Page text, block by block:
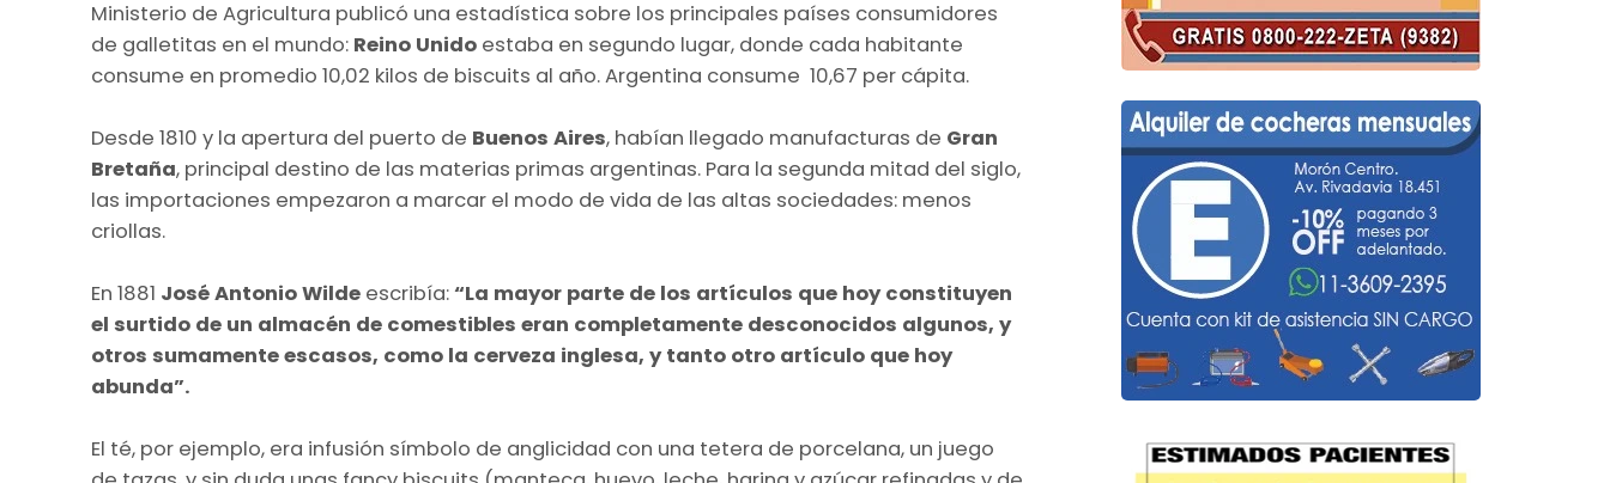
Ministerio de Agricultura publicó una estadística sobre los principales países consumidores
de galletitas en el mundo: Reino Unido estaba en segundo lugar, donde cada habitante
consume en promedio 10,02 kilos de biscuits al año. Argentina consume 10,67 per cápita.
Desde 1810 y la apertura del puerto de Buenos Aires, habían llegado manufacturas de Gran
Bretaña, principal destino de las materias primas argentinas. Para la segunda mitad del siglo,
las importaciones empezaron a marcar el modo de vida de las altas sociedades: menos
criollas.
En 1881 José Antonio Wilde escribía:“La mayor parte de los artículos que hoy constituyen
el surtido de un almacén de comestibles eran completamente desconocidos algunos, y
otros sumamente escasos, como la cerveza inglesa, y tanto otro artículo que hoy
abunda”.
El té, por ejemplo, era infusión símbolo de anglicidad con una tetera de porcelana, un juego